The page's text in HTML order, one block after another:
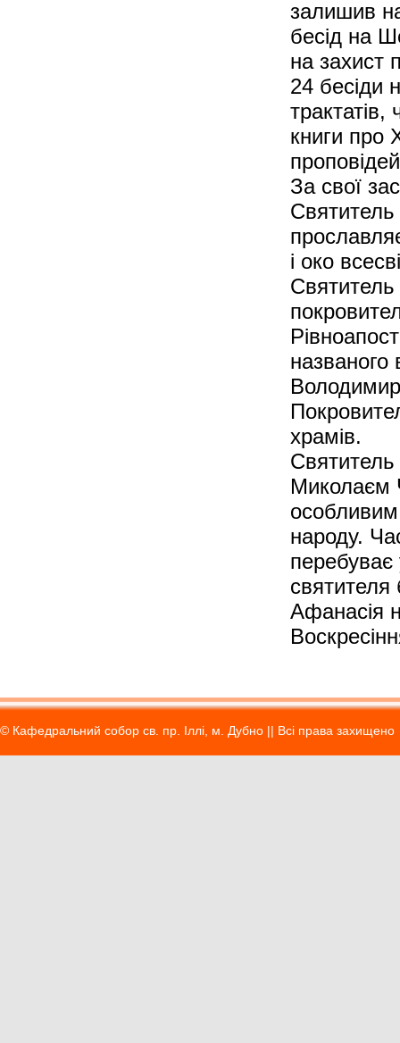
залишив
бесід на
на захист
24 бесіди
книги про
За свої
Святитель
і око
храмів.
Миколаєм
народу.
перебуває
святителя
Афанасія
© Кафедральний собор св. пр. Іллі, м. Дубно || Вci права захищено